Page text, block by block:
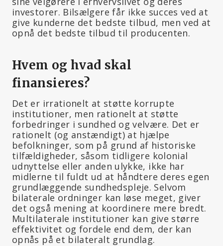
investorer. Bilsælgere får ikke succes ved at
give kunderne det bedste tilbud, men ved at
opnå det bedste tilbud til producenten.
Hvem og hvad skal
finansieres?
Det er irrationelt at støtte korrupte
institutioner, men rationelt at støtte
forbedringer i sundhed og velvære. Det er
rationelt (og anstændigt) at hjælpe
befolkninger, som på grund af historiske
tilfældigheder, såsom tidligere kolonial
udnyttelse eller anden ulykke, ikke har
midlerne til fuldt ud at håndtere deres egen
grundlæggende sundhedspleje. Selvom
bilaterale ordninger kan løse meget, giver
det også mening at koordinere mere bredt.
Multilaterale institutioner kan give større
effektivitet og fordele end dem, der kan
opnås på et bilateralt grundlag.